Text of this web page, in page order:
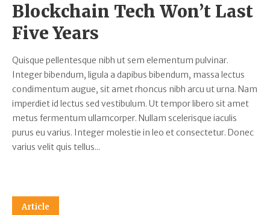
Blockchain Tech Won’t Last
Five Years
Quisque pellentesque nibh ut sem elementum pulvinar.
Integer bibendum, ligula a dapibus bibendum, massa lectus
condimentum augue, sit amet rhoncus nibh arcu ut urna. Nam
imperdiet id lectus sed vestibulum. Ut tempor libero sit amet
metus fermentum ullamcorper. Nullam scelerisque iaculis
purus eu varius. Integer molestie in leo et consectetur. Donec
varius velit quis tellus...
Article